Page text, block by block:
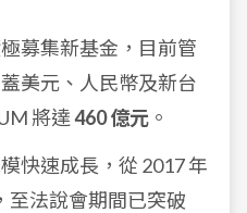
募集新基金，目前管
美元、人民幣及新台
將達460 億元 。
快速成長，從 2017 年
至法說會期間已突破